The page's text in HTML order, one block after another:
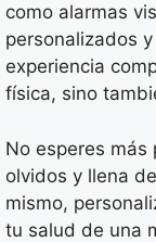
como alarmas
personalizados
experiencia
física, sino
No esperes
olvidos y llena
mismo,
tu salud de una